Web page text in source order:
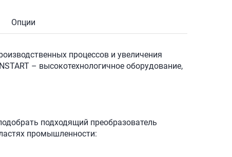
Опции
процессов и увеличения
– высокотехнологичное оборудование,
подходящий преобразователь
промышленности: